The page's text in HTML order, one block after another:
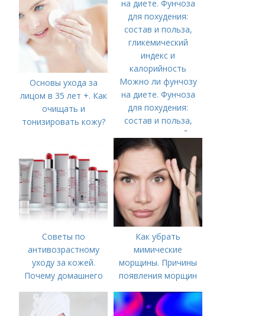
Основы ухода за
лицом в 35 лет +. Как
очищать и
тонизировать кожу?
Можно ли фунчозу
на диете. Фунчоза
для похудения:
состав и польза,
гликемический
индекс и
калорийность
Советы по
антивозрастному
уходу за кожей.
Почему домашнего
Как убрать
мимические
морщины. Причины
появления морщин